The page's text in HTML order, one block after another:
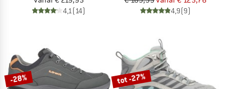
4,1(14) 4,9(9)
-28% tot -27%